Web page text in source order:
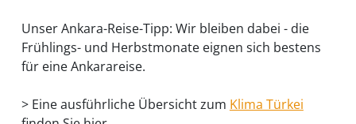
Unser Ankara-Reise-Tipp: Wir bleiben dabei - die
Frühlings- und Herbstmonate eignen sich bestens
für eine Ankarareise.
> Eine ausführliche Übersicht zum Klima Türkei